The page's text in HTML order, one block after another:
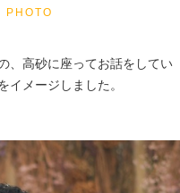
PHOTO
、高砂に座ってお話をしてい
イメージしました。